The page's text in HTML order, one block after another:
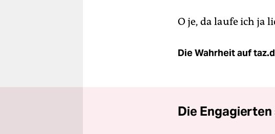
O je, da laufe ich ja
Die Wahrheit auf
Die